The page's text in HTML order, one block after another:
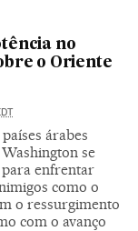
no
o Oriente
árabes
se
enfrentar
como o
o ressurgimento
com o avanço